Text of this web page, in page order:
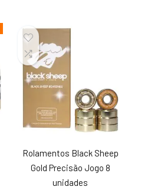
Rolamentos Black Sheep
Gold Precisão Jogo 8
unidades